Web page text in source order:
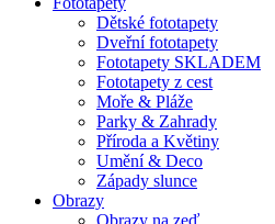
Dětské fototapety
Dveřní fototapety
Fototapety SKLADEM
Fototapety z cest
Moře & Pláže
Parky & Zahrady
Příroda a Květiny
Umění & Deco
Západy slunce
Obrazy
Obrazy na zeď